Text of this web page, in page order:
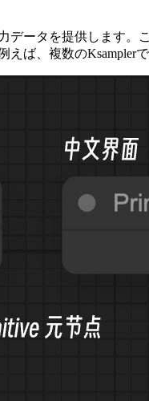
ータを提供します
ば、複数のKsampler